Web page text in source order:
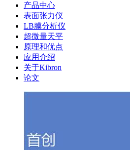
产品中心
表面张力仪
LB膜分析仪
超微量天平
原理和优点
应用介绍
关于Kibron
论文